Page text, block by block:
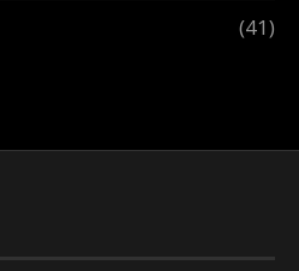
(41)